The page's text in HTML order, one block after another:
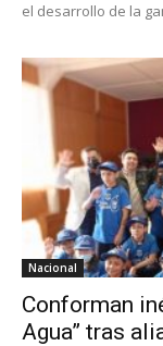
el desarrollo de la
Nacional
Conforman
Agua” tras